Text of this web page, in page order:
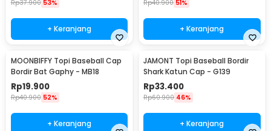
Rp37.900 53%
+ Keranjang
Rp40.900 51%
+ Keranjang
MOONBIFFY Topi Baseball Cap
Bordir Bat Gaphy - MB18
Rp19.900
Rp40.900 52%
+ Keranjang
JAMONT Topi Baseball Bordir
Shark Katun Cap - G139
Rp33.400
Rp60.900 46%
+ Keranjang